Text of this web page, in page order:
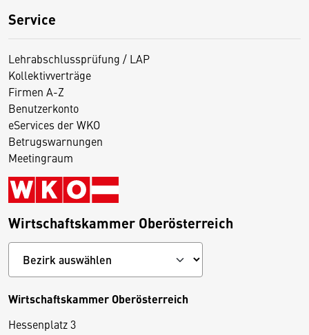
Service
Lehrabschlussprüfung / LAP
Kollektivverträge
Firmen A-Z
Benutzerkonto
eServices der WKO
Betrugswarnungen
Meetingraum
Wirtschaftskammer Oberösterreich
Wirtschaftskammer Oberösterreich
Hessenplatz 3